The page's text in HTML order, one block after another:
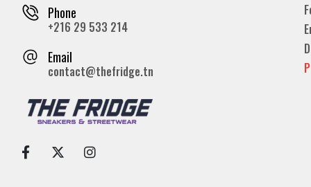
Phone
+216 29 533 214
Email
contact@thefridge.tn